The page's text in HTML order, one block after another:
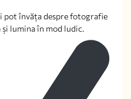
pot învăța despre fotografie
lumina în mod ludic.